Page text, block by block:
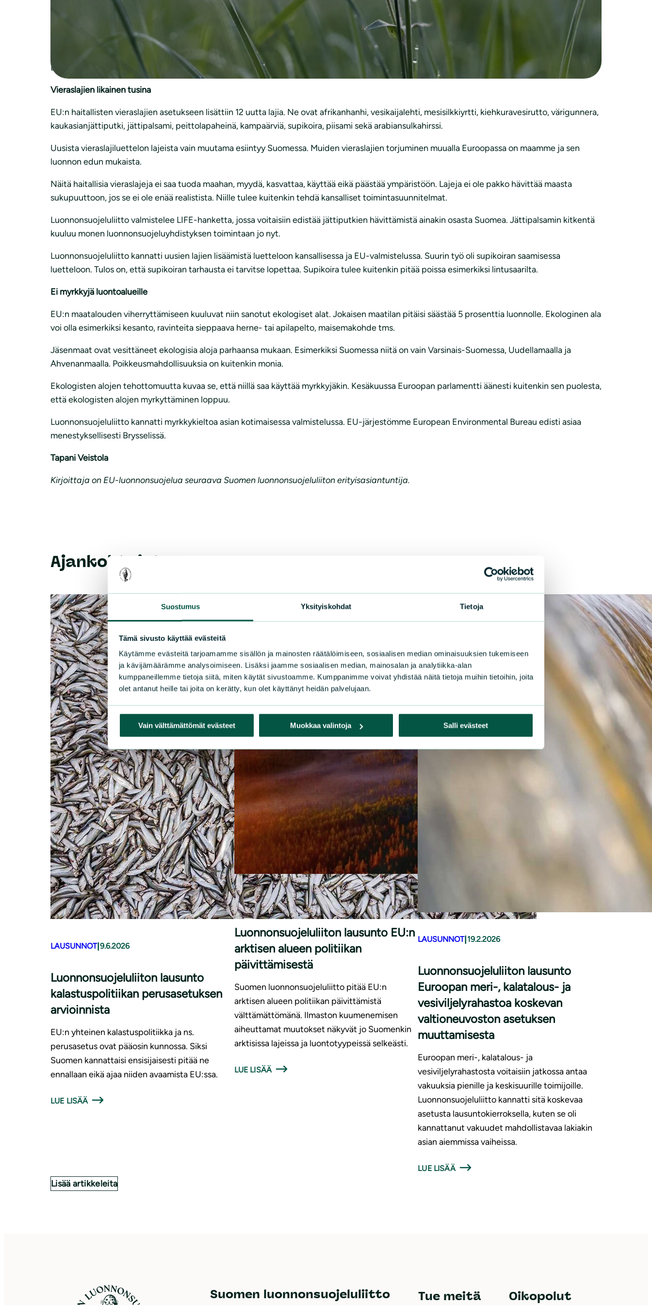
Suostumus Yksityiskohdat Tietoja
Tämä sivusto käyttää evästeitä
Käytämme evästeitä tarjoamamme sisällön ja mainosten räätälöimiseen, sosiaalisen median ominaisuuksien tukemiseen
ja kävijämäärämme analysoimiseen. Lisäksi jaamme sosiaalisen median, mainosalan ja analytiikka-alan
kumppaneillemme tietoja siitä, miten käytät sivustoamme. Kumppanimme voivat yhdistää näitä tietoja muihin tietoihin, joita
olet antanut heille tai joita on kerätty, kun olet käyttänyt heidän palvelujaan.
Vain välttämättömät evästeet Muokkaa valintoja Salli evästeet
Uuden toimintaohjelman taustalla on direktiivit pelastanut laaja #NatureAlert-kampanja. Sen verkkoadressin allekirjoittivat tuhannet
Luonnonsuojeluliitonkin jäsenet pari vuotta sitten.
Luonnonsuojeluliitto kirjoitti uuden toimintasuunnitelman hyväksymiseksi asunto-, energia- ja ympäristöministeri
alkukesällä.
Liitto korosti luonnonsuojelun EU-rahoituksen tärkeyttä, koska Sipilän hallitus on leikannut kotimaisia luonnonsuojelun rahoja voimakkaasti.
Vieraslajien likainen tusina
EU:n haitallisten vieraslajien asetukseen lisättiin 12 uutta lajia. Ne ovat afrikanhanhi, vesikaijalehti, mesisilkkiyrtti, kiehkuravesirutto, värigunnera,
kaukasianjättiputki, jättipalsami, peittolapaheinä, kampaärviä, supikoira, piisami sekä arabiansulkahirssi.
Uusista vieraslajiluettelon lajeista vain muutama esiintyy Suomessa. Muiden vieraslajien torjuminen muualla Euroopassa on maamme ja sen
luonnon edun mukaista.
Näitä haitallisia vieraslajeja ei saa tuoda maahan, myydä, kasvattaa, käyttää eikä päästää ympäristöön. Lajeja ei ole pakko hävittää maasta
sukupuuttoon, jos se ei ole enää realistista. Niille tulee kuitenkin tehdä kansalliset toimintasuunnitelmat.
Luonnonsuojeluliitto valmistelee LIFE-hanketta, jossa voitaisiin edistää jättiputkien hävittämistä ainakin osasta Suomea. Jättipalsamin kitkentä
kuuluu monen luonnonsuojeluyhdistyksen toimintaan jo nyt.
Luonnonsuojeluliitto kannatti uusien lajien lisäämistä luetteloon kansallisessa ja EU-valmistelussa. Suurin työ oli supikoiran saamisessa
luetteloon. Tulos on, että supikoiran tarhausta ei tarvitse lopettaa. Supikoira tulee kuitenkin pitää poissa esimerkiksi lintusaarilta.
Ei myrkkyjä luontoalueille
EU:n maatalouden viherryttämiseen kuuluvat niin sanotut ekologiset alat. Jokaisen maatilan pitäisi säästää 5 prosenttia luonnolle. Ekologinen ala
voi olla esimerkiksi kesanto, ravinteita sieppaava herne- tai apilapelto, maisemakohde tms.
Jäsenmaat ovat vesittäneet ekologisia aloja parhaansa mukaan. Esimerkiksi Suomessa niitä on vain Varsinais-Suomessa, Uudellamaalla ja
Ahvenanmaalla. Poikkeusmahdollisuuksia on kuitenkin monia.
Ekologisten alojen tehottomuutta kuvaa se, että niillä saa käyttää myrkkyjäkin. Kesäkuussa Euroopan parlamentti äänesti kuitenkin sen puolesta,
että ekologisten alojen myrkyttäminen loppuu.
Luonnonsuojeluliitto kannatti myrkkykieltoa asian kotimaisessa valmistelussa. EU-järjestömme European Environmental Bureau edisti asiaa
menestyksellisesti Brysselissä.
Tapani Veistola
Kirjoittaja on EU-luonnonsuojelua seuraava Suomen luonnonsuojeluliiton erityisasiantuntija.
Ajankohtaista
LAUSUNNOT| 9.6.2026
Luonnonsuojeluliiton lausunto
kalastuspolitiikan perusasetuksen
arvioinnista
EU:n yhteinen kalastuspolitiikka ja ns.
perusasetus ovat pääosin kunnossa. Siksi
Suomen kannattaisi ensisijaisesti pitää ne
ennallaan eikä ajaa niiden avaamista EU:ssa.
LUE LISÄÄ
LAUSUNNOT|20.3.2026
Luonnonsuojeluliiton lausunto EU:n
arktisen alueen politiikan
päivittämisestä
Suomen luonnonsuojeluliitto pitää EU:n
arktisen alueen politiikan päivittämistä
välttämättömänä. Ilmaston kuumenemisen
aiheuttamat muutokset näkyvät jo Suomenkin
arktisissa lajeissa ja luontotyypeissä selkeästi.
LUE LISÄÄ
LAUSUNNOT| 19.2.2026
Luonnonsuojeluliiton lausunto
Euroopan meri-, kalatalous- ja
vesiviljelyrahastoa koskevan
valtioneuvoston asetuksen
muuttamisesta
Euroopan meri-, kalatalous- ja
vesiviljelyrahastosta voitaisiin jatkossa antaa
vakuuksia pienille ja keskisuurille toimijoille.
Luonnonsuojeluliitto kannatti sitä koskevaa
asetusta lausuntokierroksella, kuten se oli
kannattanut vakuudet mahdollistavaa lakiakin
asian aiemmissa vaiheissa.
LUE LISÄÄ
Lisää artikkeleita
Suomen luonnonsuojeluliitto Tue meitä Oikopolut